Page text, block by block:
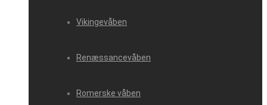
Vikingevåben
Renæssancevåben
Romerske våben